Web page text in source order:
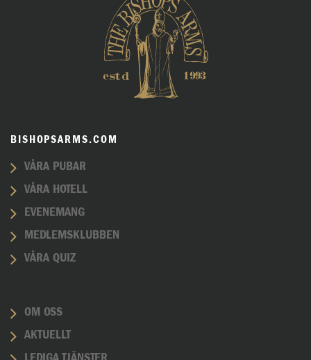
BISHOPSARMS.COM
VÅRA PUBAR
VÅRA HOTELL
EVENEMANG
MEDLEMSKLUBBEN
VÅRA QUIZ
OM OSS
AKTUELLT